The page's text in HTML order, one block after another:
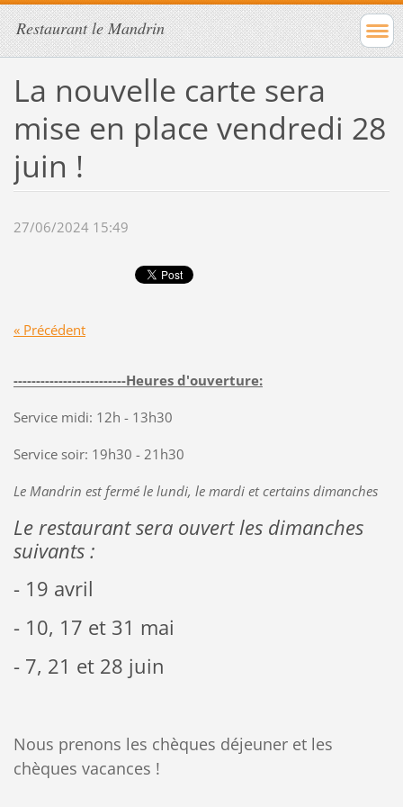
Restaurant le Mandrin
La nouvelle carte sera
mise en place vendredi 28
juin !
27/06/2024 15:49
« Précédent
-------------------------Heures d'ouverture:
Service midi: 12h - 13h30
Service soir: 19h30 - 21h30
Le Mandrin est fermé le lundi, le mardi et certains dimanches
Le restaurant sera ouvert les dimanches
suivants :
- 19 avril
- 10, 17 et 31 mai
- 7, 21 et 28 juin
Nous prenons les chèques déjeuner et les
chèques vacances !